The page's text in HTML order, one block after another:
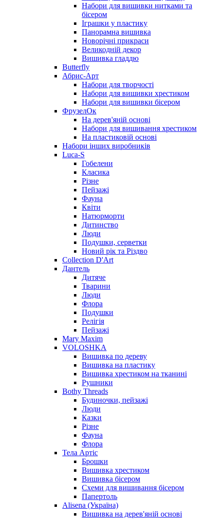
Набори для вишивки нитками та
бісером
Іграшки у пластику
Панорамна вишивка
Новорічні прикраси
Великодній декор
Вишивка гладдю
Butterfly
Абрис-Арт
Набори для творчості
Набори для вишивки хрестиком
Набори для вишивки бісером
ФрузелОк
На дерев'яній основі
Набори для вишивання хрестиком
На пластиковій основі
Набори інших виробників
Luca-S
Гобелени
Класика
Різне
Пейзажі
Фауна
Квіти
Натюрморти
Дитинство
Люди
Подушки, серветки
Новий рік та Різдво
Collection D'Art
Дантель
Дитяче
Тварини
Люди
Флора
Подушки
Релігія
Пейзажі
Mary Maxim
VOLOSHKA
Вишивка по дереву
Вишивка на пластику
Вишивка хрестиком на тканині
Рушники
Bothy Threads
Будиночки, пейзажі
Люди
Казки
Різне
Фауна
Флора
Тела Артіс
Брошки
Вишивка хрестиком
Вишивка бісером
Схеми для вишивання бісером
Папертоль
Alisena (Україна)
Вишивка на дерев'яній основі